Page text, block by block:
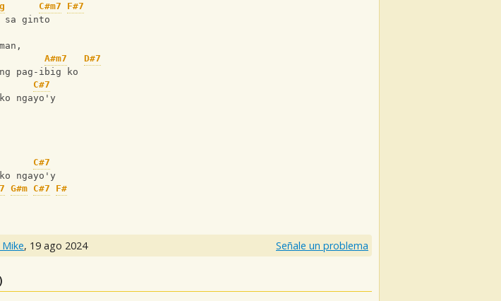
C#m7
F#7
sa ginto
A#m7
D#7
pag-ibig ko
C#7
ngayo'y
C#7
ngayo'y
G#m C#7
F#
, 19 ago 2024 Señale un problema
)